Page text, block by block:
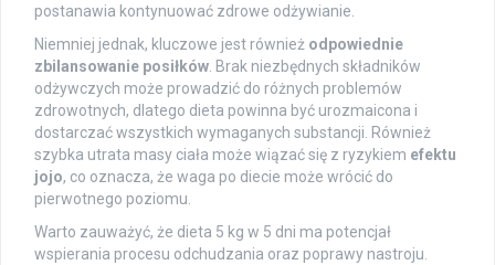
postanawia kontynuować zdrowe odżywianie.
Niemniej jednak, kluczowe jest również odpowiednie
zbilansowanie posiłków . Brak niezbędnych składników
odżywczych może prowadzić do różnych problemów
zdrowotnych, dlatego dieta powinna być urozmaicona i
dostarczać wszystkich wymaganych substancji. Również
szybka utrata masy ciała może wiązać się z ryzykiem efektu
jojo, co oznacza, że waga po diecie może wrócić do
pierwotnego poziomu.
Warto zauważyć, że dieta 5 kg w 5 dni ma potencjał
wspierania procesu odchudzania oraz poprawy nastroju.